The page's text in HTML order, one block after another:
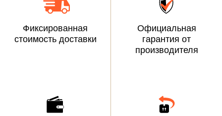
Фиксированная
стоимость доставки
Официальная
гарантия от
производителя